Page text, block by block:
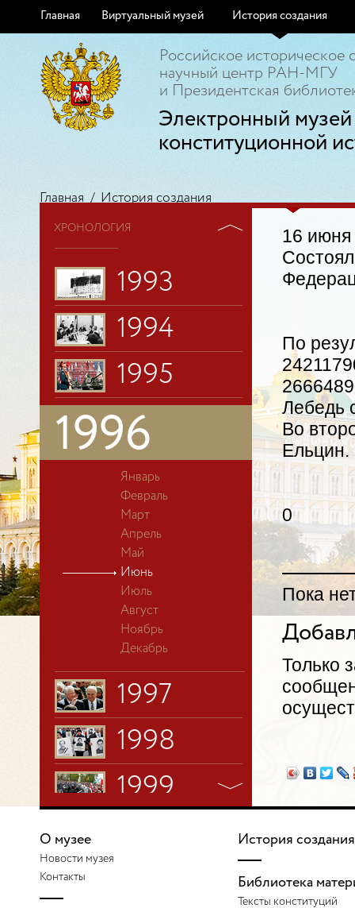
Главная Виртуальный музей История создания
Российское историческое
научный центр РАН-МГУ
и Президентская
Электронный музей
конституционной
Главная / История создания
ХРОНОЛОГИЯ
1988
1989
1990
1991
1992
1993
1994
1995
1996
Январь
Февраль
Март
Апрель
Май
Июнь
Июль
Август
Ноябрь
Декабрь
1997
1998
1999
16 июня
По
Лебедь
Во
Ельцин.
0
Пока
Только
О музее
Новости музея
Контакты
История создания
Библиотека
Тексты конституций